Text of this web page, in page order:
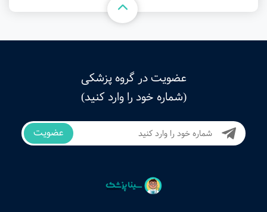
عضویت در گروه پزشکی
(شماره خود را وارد کنید)
عضویت